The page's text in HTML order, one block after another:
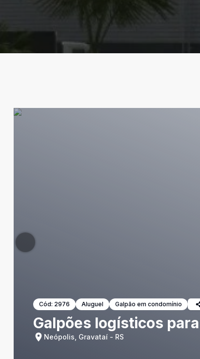
Cód: 2976 Aluguel Galpão em condomínio
Galpões logísticos
Neópolis, Gravataí - RS